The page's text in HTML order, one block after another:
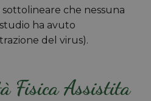
che nessuna
ha avuto
del virus).
Fisica Assistita